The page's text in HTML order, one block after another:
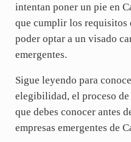
intentan poner un pie en
que cumplir los requisitos
poder optar a un visado
emergentes.
Sigue leyendo para
elegibilidad, el proceso
que debes conocer antes
empresas emergentes de